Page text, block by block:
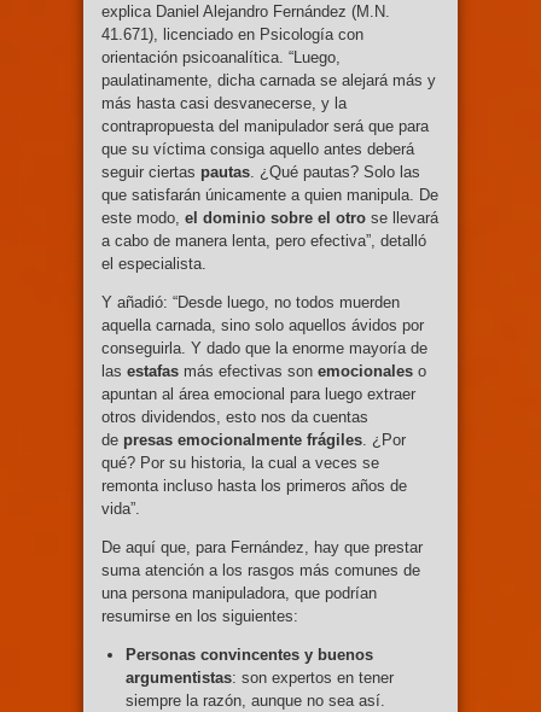
explica Daniel Alejandro Fernández (M.N.
41.671), licenciado en Psicología con
orientación psicoanalítica. “Luego,
paulatinamente, dicha carnada se alejará más y
más hasta casi desvanecerse, y la
contrapropuesta del manipulador será que para
que su víctima consiga aquello antes deberá
seguir ciertas pautas . ¿Qué pautas? Solo las
que satisfarán únicamente a quien manipula. De
este modo, el dominio sobre el otro se llevará
a cabo de manera lenta, pero efectiva”, detalló
el especialista.
Y añadió: “Desde luego, no todos muerden
aquella carnada, sino solo aquellos ávidos por
conseguirla. Y dado que la enorme mayoría de
las estafas más efectivas son emocionales o
apuntan al área emocional para luego extraer
otros dividendos, esto nos da cuentas
de presas emocionalmente frágiles . ¿Por
qué? Por su historia, la cual a veces se
remonta incluso hasta los primeros años de
vida”.
De aquí que, para Fernández, hay que prestar
suma atención a los rasgos más comunes de
una persona manipuladora, que podrían
resumirse en los siguientes:
Personas convincentes y buenos
argumentistas: son expertos en tener
siempre la razón, aunque no sea así.